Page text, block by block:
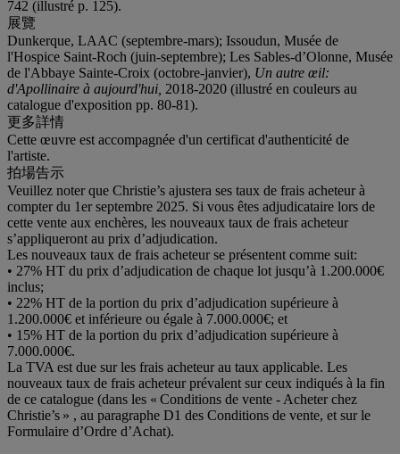
742 (illustré p. 125).
展覽
Dunkerque, LAAC (septembre-mars); Issoudun, Musée de
l'Hospice Saint-Roch (juin-septembre); Les Sables-d’Olonne, Musée
de l'Abbaye Sainte-Croix (octobre-janvier), Un autre œil:
d'Apollinaire à aujourd'hui, 2018-2020 (illustré en couleurs au
catalogue d'exposition pp. 80-81).
更多詳情
Cette œuvre est accompagnée d'un certificat d'authenticité de
l'artiste.
拍場告示
Veuillez noter que Christie’s ajustera ses taux de frais acheteur à
compter du 1er septembre 2025. Si vous êtes adjudicataire lors de
cette vente aux enchères, les nouveaux taux de frais acheteur
s’appliqueront au prix d’adjudication.
Les nouveaux taux de frais acheteur se présentent comme suit:
• 27% HT du prix d’adjudication de chaque lot jusqu’à 1.200.000€
inclus;
• 22% HT de la portion du prix d’adjudication supérieure à
1.200.000€ et inférieure ou égale à 7.000.000€; et
• 15% HT de la portion du prix d’adjudication supérieure à
7.000.000€.
La TVA est due sur les frais acheteur au taux applicable. Les
nouveaux taux de frais acheteur prévalent sur ceux indiqués à la fin
de ce catalogue (dans les « Conditions de vente - Acheter chez
Christie’s » , au paragraphe D1 des Conditions de vente, et sur le
Formulaire d’Ordre d’Achat).